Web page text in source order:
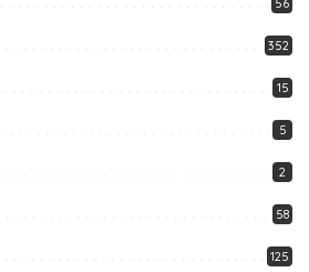
352
15
5
2
58
125